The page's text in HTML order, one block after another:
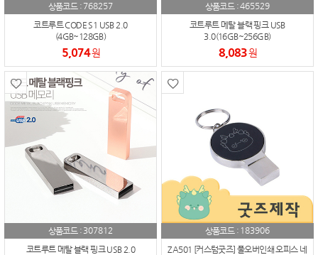
상품코드 : 768257
코트루트 CODE S1 USB 2.0
(4GB~128GB)
5,074원
상품코드 :465529
코트루트 메탈 블랙 핑크 USB
3.0(16GB~256GB)
8,083원
상품코드 : 307812
코트루트 메탈 블랙 핑크 USB 2.0
상품코드 : 183906
ZA501 [커스텀굿즈] 풀오버인쇄 오피스 네